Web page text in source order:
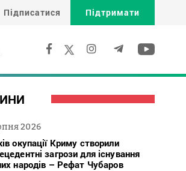
Підписатися Підтримати
2026
окупації Криму створили
загрози для існування
народів – Рефат Чубаров